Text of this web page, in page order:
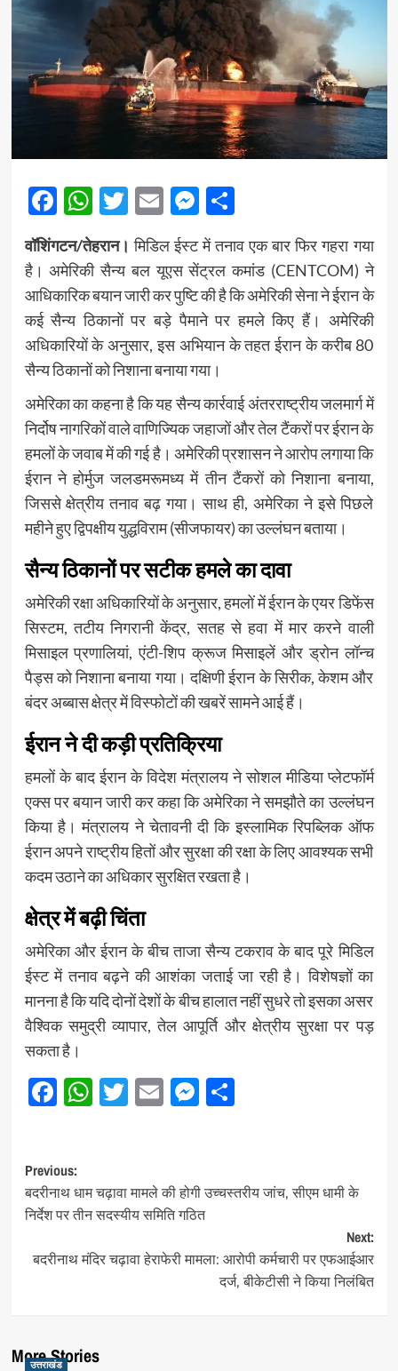
Facebook
WhatsApp
Twitter
EmailMessenger
Share
वॉशिंगटन/तेहरान।मिडिल ईस्ट में तनाव एक बार फिर गहरा गया
है। अमेरिकी सैन्य बल यूएस सेंट्रल कमांड (CENTCOM) ने
आधिकारिक बयान जारी कर पुष्टि की है कि अमेरिकी सेना ने ईरान के
कई सैन्य ठिकानों पर बड़े पैमाने पर हमले किए हैं। अमेरिकी
अधिकारियों के अनुसार, इस अभियान के तहत ईरान के करीब 80
सैन्य ठिकानों को निशाना बनाया गया।
अमेरिका का कहना है कि यह सैन्य कार्रवाई अंतरराष्ट्रीय जलमार्ग में
निर्दोष नागरिकों वाले वाणिज्यिक जहाजों और तेल टैंकरों पर ईरान के
हमलों के जवाब में की गई है। अमेरिकी प्रशासन ने आरोप लगाया कि
ईरान ने होर्मुज जलडमरूमध्य में तीन टैंकरों को निशाना बनाया,
जिससे क्षेत्रीय तनाव बढ़ गया। साथ ही, अमेरिका ने इसे पिछले
महीने हुए द्विपक्षीय युद्धविराम (सीजफायर) का उल्लंघन बताया।
सैन्य ठिकानों पर सटीक हमले का दावा
अमेरिकी रक्षा अधिकारियों के अनुसार, हमलों में ईरान के एयर डिफेंस
सिस्टम, तटीय निगरानी केंद्र, सतह से हवा में मार करने वाली
मिसाइल प्रणालियां, एंटी-शिप क्रूज मिसाइलें और ड्रोन लॉन्च
पैड्स को निशाना बनाया गया। दक्षिणी ईरान के सिरीक, केशम और
बंदर अब्बास क्षेत्र में विस्फोटों की खबरें सामने आई हैं।
ईरान ने दी कड़ी प्रतिक्रिया
हमलों के बाद ईरान के विदेश मंत्रालय ने सोशल मीडिया प्लेटफॉर्म
एक्स पर बयान जारी कर कहा कि अमेरिका ने समझौते का उल्लंघन
किया है। मंत्रालय ने चेतावनी दी कि इस्लामिक रिपब्लिक ऑफ
ईरान अपने राष्ट्रीय हितों और सुरक्षा की रक्षा के लिए आवश्यक सभी
कदम उठाने का अधिकार सुरक्षित रखता है।
क्षेत्र में बढ़ी चिंता
अमेरिका और ईरान के बीच ताजा सैन्य टकराव के बाद पूरे मिडिल
ईस्ट में तनाव बढ़ने की आशंका जताई जा रही है। विशेषज्ञों का
मानना है कि यदि दोनों देशों के बीच हालात नहीं सुधरे तो इसका असर
वैश्विक समुद्री व्यापार, तेल आपूर्ति और क्षेत्रीय सुरक्षा पर पड़
सकता है।
Facebook
WhatsApp
Twitter
EmailMessenger
Share
Post
navigation
Previous:
बदरीनाथ धाम चढ़ावा मामले की होगी उच्चस्तरीय जांच, सीएम धामी के
निर्देश पर तीन सदस्यीय समिति गठित
Next:
बदरीनाथ मंदिर चढ़ावा हेराफेरी मामला: आरोपी कर्मचारी पर एफआईआर
दर्ज, बीकेटीसी ने किया निलंबित
More Stories
उत्तराखंड